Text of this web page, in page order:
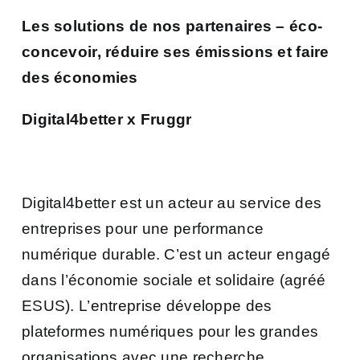
Les solutions de nos partenaires – éco-
concevoir, réduire ses émissions et faire
des économies
Digital4better x Fruggr
Digital4better est un acteur au service des
entreprises pour une performance
numérique durable. C’est un acteur engagé
dans l’économie sociale et solidaire (agréé
ESUS). L’entreprise développe des
plateformes numériques pour les grandes